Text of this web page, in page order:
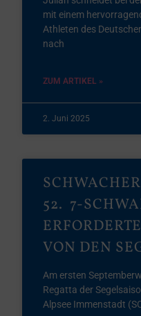
mit einem
Athleten des
nach
ZUM ARTIKEL »
2. Juni 2025
52. 7-
VON DEN
Am ersten
Regatta der
Alpsee Immenstadt